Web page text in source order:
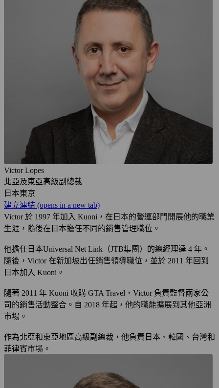
Victor Lopes
北亞及東亞高級副總裁
日本東京
建立連結 (opens in a new tab)
Victor 於 1997 年加入 Kuoni，在日本的營運部門開展他的職業
生涯，隨後在日本擔任不同的銷售管理職位。
他擔任日本Universal Net Link（JTB集團）的總經理達 4 年。
隨後，Victor 在新加坡出任銷售領導職位，並於 2011 年回到
日本加入 Kuoni。
隨著 2011 年 Kuoni 收購 GTA Travel，Victor 負責監督兩家公
司的銷售活動整合。自 2018 年起，他的職能擴展到其他亞洲
市場。
作為北亞和東亞地區高級副總裁，他負責日本、韓國、台灣和
菲律賓市場。